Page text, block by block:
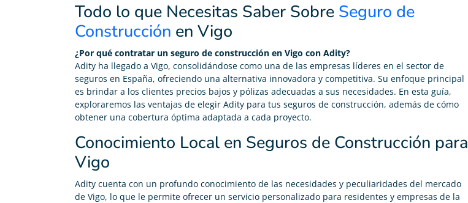
Todo lo que Necesitas Saber Sobre Seguro de
Construcción en Vigo
¿Por qué contratar un seguro de construcción en Vigo con Adity?
Adity ha llegado a Vigo, consolidándose como una de las empresas líderes en el sector de
seguros en España, ofreciendo una alternativa innovadora y competitiva. Su enfoque principal
es brindar a los clientes precios bajos y pólizas adecuadas a sus necesidades. En esta guía,
exploraremos las ventajas de elegir Adity para tus seguros de construcción, además de cómo
obtener una cobertura óptima adaptada a cada proyecto.
Conocimiento Local en Seguros de Construcción para
Vigo
Adity cuenta con un profundo conocimiento de las necesidades y peculiaridades del mercado
de Vigo, lo que le permite ofrecer un servicio personalizado para residentes y empresas de la